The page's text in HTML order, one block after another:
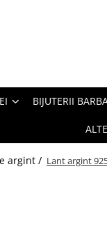
BIJUTERII
argint / Lant argint